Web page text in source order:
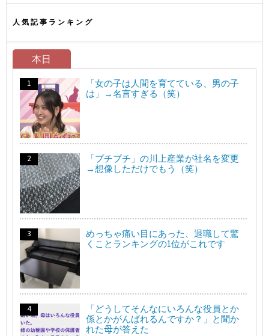
人気記事ランキング
本日
「女の子は人間を育てている、男の子
は」→名言すぎる（笑）
「プチプチ」の川上産業が社名を変更
→想像しただけでもう（笑）
めっちゃ痛い目にあった、退職して驚
くことランキングの1位がこれです
「どうしてそんなにいろんな役員とか
係とかがんばれるんですか？」と聞か
れた母が答えた